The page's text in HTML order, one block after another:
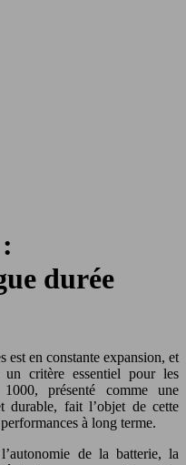
durée
est en constante expansion, et
critère essentiel pour les
présenté comme une
durable, fait l’objet de cette
à long terme.
de la batterie, la